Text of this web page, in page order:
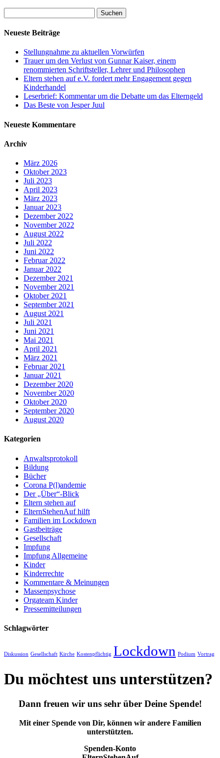
nach:
Neueste Beiträge
Stellungnahme zu aktuellen Vorwürfen
Trauer um den Verlust von Gunnar Kaiser, einem
renommierten Schriftsteller, Lehrer und Philosophen
Eltern stehen auf e.V. fordert mehr Engagement gegen
Kinderhandel
Leserbrief: Kommentar um die Debatte um das Elterngeld
Das Beste von Jesper Juul
Neueste Kommentare
Archiv
März 2026
Oktober 2023
Juli 2023
April 2023
März 2023
Januar 2023
Dezember 2022
November 2022
August 2022
Juli 2022
Juni 2022
Februar 2022
Januar 2022
Dezember 2021
November 2021
Oktober 2021
September 2021
August 2021
Juli 2021
Juni 2021
Mai 2021
April 2021
März 2021
Februar 2021
Januar 2021
Dezember 2020
November 2020
Oktober 2020
September 2020
August 2020
Kategorien
Anwaltsprotokoll
Bildung
Bücher
Corona P(l)andemie
Der „Über“-Blick
Eltern stehen auf
ElternStehenAuf hilft
Familien im Lockdown
Gastbeiträge
Gesellschaft
Impfung
Impfung Allgemeine
Kinder
Kinderrechte
Kommentare & Meinungen
Massenpsychose
Orgateam Kinder
Pressemitteilungen
Schlagwörter
Diskussion Gesellschaft Kirche Kostenpflichtig Lockdown Podium Vortrag
Du möchtest uns unterstützen?
Dann freuen wir uns sehr über Deine Spende!
Mit einer Spende von Dir, können wir andere Familien
unterstützten.
Spenden-Konto